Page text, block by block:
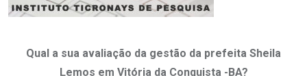
Qual a sua avaliação da gestão da prefeita Sheila
Lemos em Vitória da Conquista -BA?